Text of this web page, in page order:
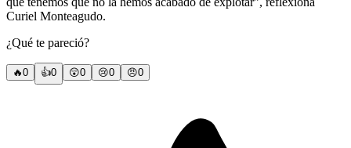
Curiel Monteagudo.
¿Qué te pareció?
🔥0 👍0 😲0 😢0 😠0